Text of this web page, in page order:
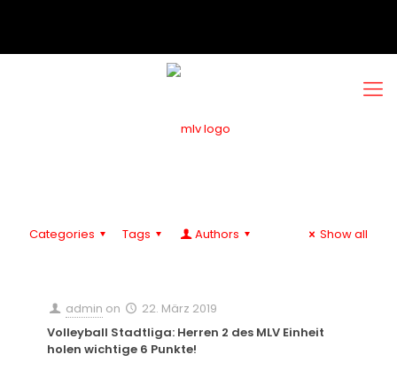
Categories Tags Authors Show all
admin on
22. März 2019
Volleyball Stadtliga: Herren 2 des MLV Einheit
holen wichtige 6 Punkte!